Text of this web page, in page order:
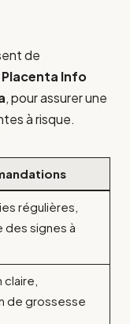
de
Placenta Info
, pour assurer une
à risque.
régulières,
des signes à
de grossesse